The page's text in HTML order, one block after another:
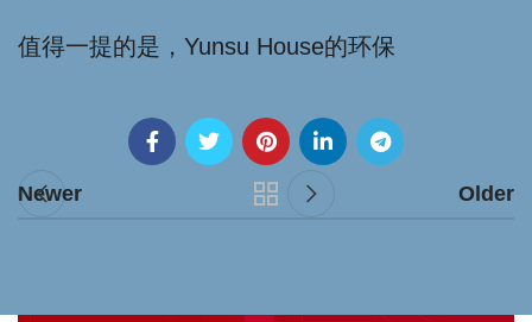
值得一提的是，Yunsu House的环保
Newer Older